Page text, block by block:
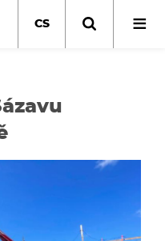
CS